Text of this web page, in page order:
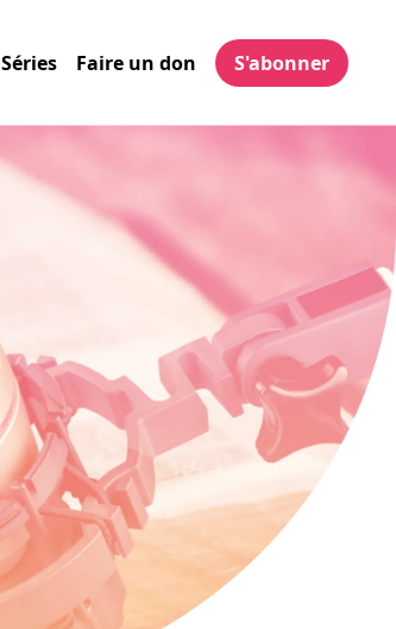
Séries Faire un don S'abonner